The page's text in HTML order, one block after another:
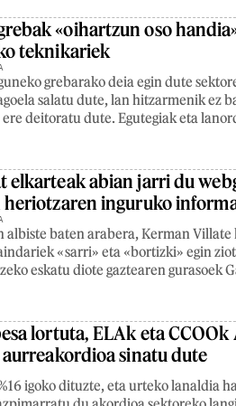
«oihartzun oso
teknikariek
grebarako deia egin dute
salatu dute, lan hitzarmenik ez
deitoratu dute. Egutegiak eta
elkarteak abian jarri du
inguruko
albiste baten arabera, Kerman
«sarri» eta «bortizki» egin
eskatu diote gaztearen gurasoek
lortuta, ELAk eta CCOOk
sinatu dute
igoko dituzte, eta urteko lanaldia